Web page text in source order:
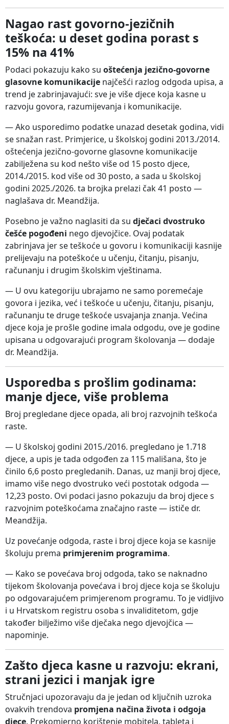
Nagao rast govorno-jezičnih
teškoća: u deset godina porast s
15% na 41%
Podaci pokazuju kako su oštećenja jezično-govorne
glasovne komunikacije najčešći razlog odgoda upisa, a
trend je zabrinjavajući: sve je više djece koja kasne u
razvoju govora, razumijevanja i komunikacije.
— Ako usporedimo podatke unazad desetak godina, vidi
se snažan rast. Primjerice, u školskoj godini 2013./2014.
oštećenja jezično-govorne glasovne komunikacije
zabilježena su kod nešto više od 15 posto djece,
2014./2015. kod više od 30 posto, a sada u školskoj
godini 2025./2026. ta brojka prelazi čak 41 posto —
naglašava dr. Meandžija.
Posebno je važno naglasiti da su dječaci dvostruko
češće pogođeni nego djevojčice. Ovaj podatak
zabrinjava jer se teškoće u govoru i komunikaciji kasnije
prelijevaju na poteškoće u učenju, čitanju, pisanju,
računanju i drugim školskim vještinama.
— U ovu kategoriju ubrajamo ne samo poremećaje
govora i jezika, već i teškoće u učenju, čitanju, pisanju,
računanju te druge teškoće usvajanja znanja. Većina
djece koja je prošle godine imala odgodu, ove je godine
upisana u odgovarajući program školovanja — dodaje
dr. Meandžija.
Usporedba s prošlim godinama:
manje djece, više problema
Broj pregledane djece opada, ali broj razvojnih teškoća
raste.
— U školskoj godini 2015./2016. pregledano je 1.718
djece, a upis je tada odgođen za 115 mališana, što je
činilo 6,6 posto pregledanih. Danas, uz manji broj djece,
imamo više nego dvostruko veći postotak odgoda —
12,23 posto. Ovi podaci jasno pokazuju da broj djece s
razvojnim poteškoćama značajno raste — ističe dr.
Meandžija.
Uz povećanje odgoda, raste i broj djece koja se kasnije
školuju prema primjerenim programima.
— Kako se povećava broj odgoda, tako se naknadno
tijekom školovanja povećava i broj djece koja se školuju
po odgovarajućem primjerenom programu. To je vidljivo
i u Hrvatskom registru osoba s invaliditetom, gdje
također bilježimo više dječaka nego djevojčica —
napominje.
Zašto djeca kasne u razvoju: ekrani,
strani jezici i manjak igre
Stručnjaci upozoravaju da je jedan od ključnih uzroka
ovakvih trendova promjena načina života i odgoja
djece. Prekomjerno korištenje mobitela, tableta i